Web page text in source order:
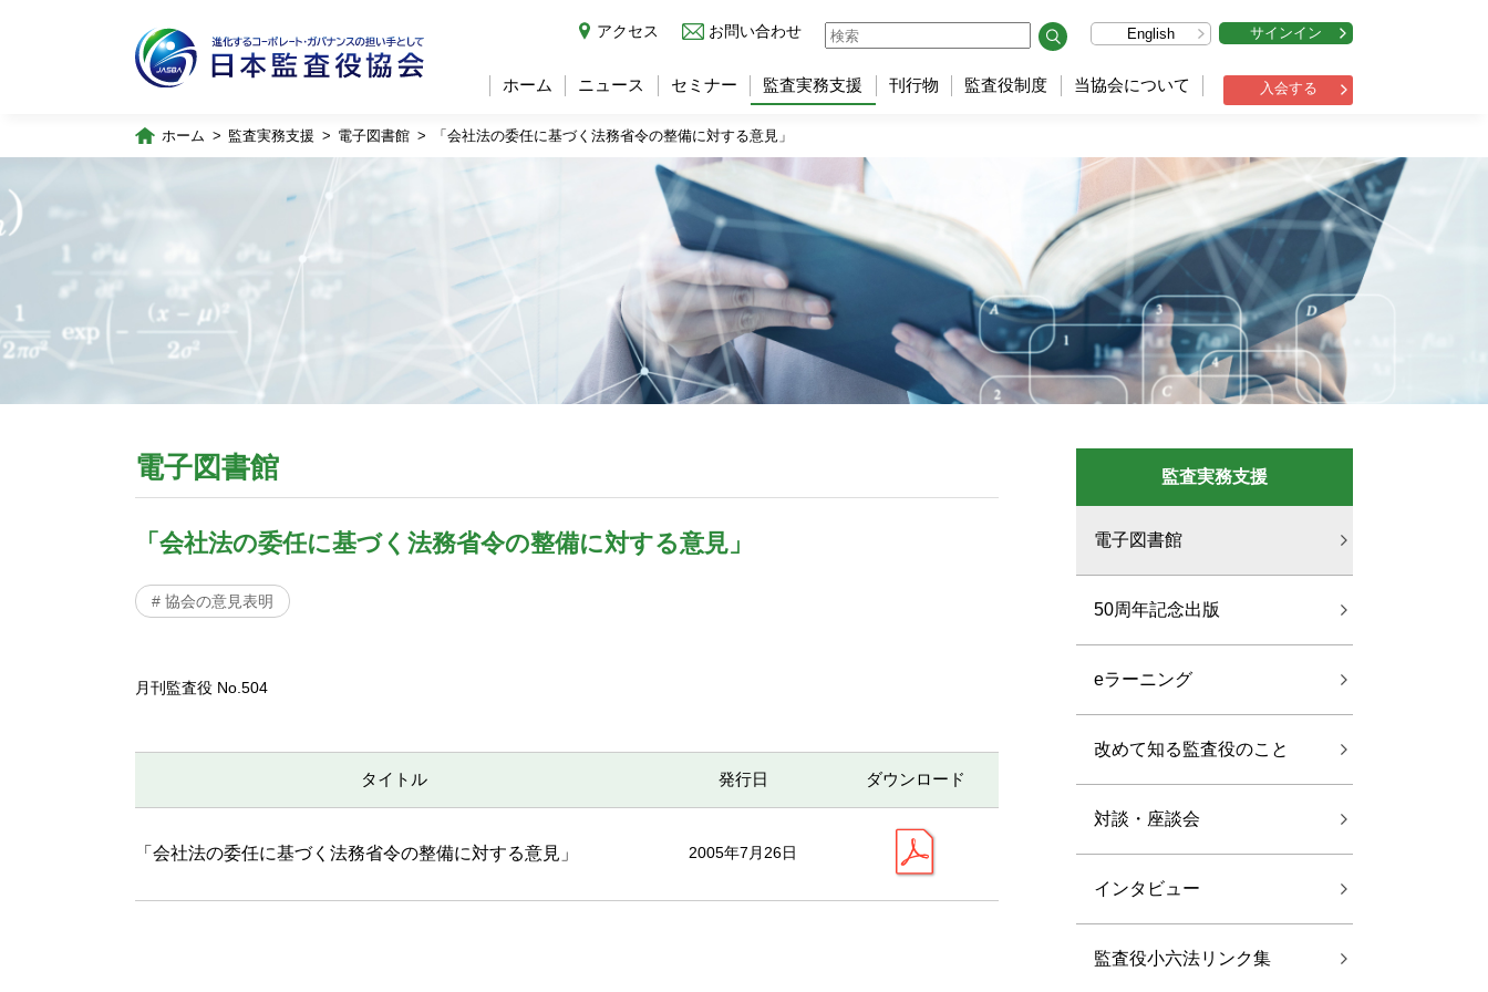
ホーム ニュース セミナー 監査実務支援 刊行物 監査役制度 当協会について 入会する
アクセス お問い合わせ English サインイン
ホーム 監査実務支援 電子図書館 「会社法の委任に基づく法務省令の整備に対する意見」
監査実務支援
電子図書館
50周年記念出版
eラーニング
改めて知る監査役のこと
対談・座談会
インタビュー
監査役小六法リンク集
電子図書館
「会社法の委任に基づく法務省令の整備に対する意見」
# 協会の意見表明
月刊監査役 No.504
タイトル 発行日 ダウンロード
「会社法の委任に基づく法務省令の整備に対する意見」 2005年7月26日